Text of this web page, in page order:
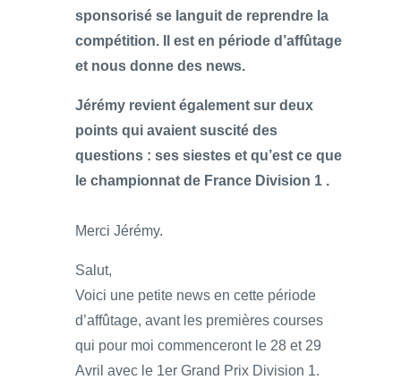
sponsorisé se languit de reprendre la
compétition. Il est en période d’affûtage
et nous donne des news.
Jérémy revient également sur deux
points qui avaient suscité des
questions : ses siestes et qu’est ce que
le championnat de France Division 1 .
Merci Jérémy.
Salut,
Voici une petite news en cette période
d’affûtage, avant les premières courses
qui pour moi commenceront le 28 et 29
Avril avec le 1er Grand Prix Division 1.